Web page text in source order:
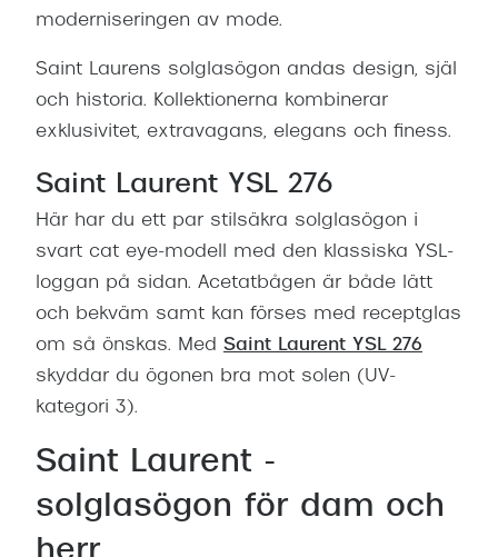
moderniseringen av mode.
Saint Laurens solglasögon andas design, själ
och historia. Kollektionerna kombinerar
exklusivitet, extravagans, elegans och finess.
Saint Laurent YSL 276
Här har du ett par stilsäkra solglasögon i
svart cat eye-modell med den klassiska YSL-
loggan på sidan. Acetatbågen är både lätt
och bekväm samt kan förses med receptglas
om så önskas. Med Saint Laurent YSL 276
skyddar du ögonen bra mot solen (UV-
kategori 3).
Saint Laurent -
solglasögon för dam och